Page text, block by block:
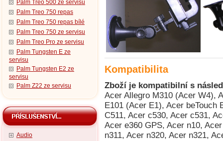
Palm Treo 500 ze servisu
Palm Treo 750 repas
Palm Treo 750 repas bílé
Palm Treo 750 ze servisu
Palm Treo Pro ze servisu
Palm Tungsten E ze
servisu
Palm Tungsten E2 ze
servisu
Palm Z22 ze servisu
Audio
Kompatibilita
Zboží je kompatibilní s
Acer Allegro M310 (Acer W4), Acer beTouch E100 (Acer C1), Acer beTouch E101 (Acer E1), Acer beTouch E200 (Acer L1), Acer c500, Acer c510, Acer C511, Acer c530, Acer c531, Acer DX650, Acer e300, Acer e305, Acer e310, Acer e360 GPS, Acer n10, Acer n20, Acer n20w, Acer n30, Acer n300, Acer n311, Acer n320, Acer n321, Acer n35 (n35se), Acer n50, Acer n50 Premium, Acer neoTouch P300, Acer neoTouch P400, Acer neoTouch P400 B, Acer neoTouch S200 (Acer F1), Acer P600, Acer P610, Acer P630, Acer P660, Acer s50, Acer s60, Acer Tempo DX900, Acer Tempo F900, Acer Tempo M900, Acer Tempo X960, Alcatel OT-S988W, AnyDATA ASP-318, AnyDATA ASP-518, Asus Calf (Garmin-Asus nuvifone G60), Asus Jupiter (O2 XDA Graphite), Asus Lamborghini ZX1, Asus M530w (Aries), Asus M536, Asus M930, Asus Mars II (O2 XDA Zinc), Asus MyPal A600, Asus MyPal A620, Asus MyPal A620BT, Asus MyPal A626, Asus MyPal A632, Asus MyPal A632N, Asus MyPal A636, Asus MyPal A636N, Asus MyPal A639, Asus MyPal A686, Asus MyPal A696, Asus MyPal A716, Asus MyPal A730, Asus MyPal A730w, Asus P320 (Galaxy Mini), Asus P505, Asus P515 (zrušeno), Asus P525, Asus P526 (Pegasus), Asus P527, Asus P535, Asus P550 (Solaris), Asus P552w, Asus P560, Asus P565, Asus P735, Asus P750, Asus P835 (Asus Galaxy 7), Asus R300, Asus R600, Asus R700, Asus R700t, BenQ E72, BenQ P50, BenQ Siemens P51, Compaq Aero 1500, Compaq Aero 1520, Compaq Aero 1530, Compaq Aero 1550, Compaq Aero 2100, Compaq Aero 2110, Compaq Aero 2120, Compaq Aero 2130, Compaq Aero 2150, Compaq Aero 2160, Compaq Aero 2180, Compaq iPAQ h3130, Compaq iPAQ h3135, Compaq iPAQ h3150, Compaq iPAQ h3630, Compaq iPAQ h3635, Compaq iPAQ h3650, Compaq iPAQ h3660, Compaq iPAQ h3670, Compaq iPAQ h3730, Compaq iPAQ h3760, Compaq iPAQ h3765, Compaq iPAQ h3815, Compaq iPAQ h3825, Compaq iPAQ h3830 (HTC Rosella), Compaq iPAQ h3835 (HTC Rosella), Compaq iPAQ h3840 (HTC Rosella), Compaq iPAQ h3845 (HTC Rosella), Compaq iPAQ h3850 (HTC Rosella), Compaq PC Companion C120/120+, Compaq PC Companion C140, Dell Axim X3 Advanced, Dell Axim X3 Basic, Dell Axim X30 Advanced, Dell Axim X30 Basic, Dell Axim X30i, Dell Axim X3i, Dell Axim X5 Advanced, Dell Axim X5 Basic, Dell Axim X50 Advanced, Dell Axim X50 Basic, Dell Axim X50v, Dell Axim X51 Advanced, Dell Axim X51 Basic, Dell Axim X51v, Dell Venue Pro (Dell Lightning), Dopod 310 (HTC Oxygen), Dopod 515 (HTC Canary), Dopod 535 (HTC Voyager, Qtek 8060/8080, i-mate SP2, O2 Xphone), Dopod 565 (HTC Typhoon, Qtek 8010, i-mate SP3), Dopod 566 (HTC Hurricane/Robbie, Qtek 8200, SDA II, SPV C550), Dopod 575 (HTC Feeler, Qtek 8020, i-mate SP3i, O2 Xphone II), Dopod 577W (HTC Tornado Noble, i-mate SP5, O2 XDA Orion/IQ), Dopod 585 (HTC Amadeus, O2 Xphone IIm, T-Mobile SDA Music), Dopod 586 (HTC Hurricane/Robbie, Qtek 8200, SDA II, SPV C550), Dopod 586W (HTC Tornado Tempo, Qtek 8300, i-mate SP5m, T-Mobile SDA US), Dopod 686 (HTC Wallaby, Qtek 1010/1020, T-Mobile MDA, O2 XDA), Dopod 696 (HTC Himalaya, i-mate Pocket PC Phone Edition, Qtek 2020/2060, O2 XDA II, T-Mobile MDA II, Orang, Dopod 696i (HTC Himalaya, i-mate Pocket PC Phone Edition, Qtek 2020/2060, O2 XDA II, T-Mobile MDA II, Oran, Dopod 699 (HTC Alpine, Qtek 2020i, i-mate PDA2 Pocket PC, O2 XDA IIi), Dopod 700 (HTC Blue Angel, T-Mobile MDA III, Qtek 9090, i-mate PDA2k, O2 XDA III, XDA IIs), Dopod 710/StrTrk S300 (HTC StarTrek 160, Qtek 8500), Dopod 818 (HTC Magician, Qtek S100/S110, O2 XDA II mini/mini Black, MDA Compact, i-mate New JAM/JAM Limit, Dopod 818 Pro (HTC Prophet, i-mate JAMin, Qtek S200, O2 XDA Neo), Dopod 828+ (HTC Magician Refresh), Dopod 830 (HTC Prophet, Qtek S200, i-mate JAMin, O2 XDA Neo), Dopod 838 (HTC Wizard 110, Qtek A9100), Dopod 838 Pro (HTC Hermes 100, O2 XDA Trion), Dopod 900 (HTC Universal, Qtek 9000, MDA Pro, XDA Exec, i-mate JASJAR), Dopod C500 (HTC Vox), Dopod C720W (HTC Excalibur 100, XDA Cosmo), Dopod C730 (HTC Cavalier), Dopod C800 (HTC Herald 100, O2 XDA Terra), Dopod C858 (HTC Herald 100, O2 XDA Terra), Dopod CHT 9000 (HTC Hermes 200), Dopod CHT 9100 (HTC Trinity 100), Dopod CHT 9110 (HTC Trinity 100), Dopod D600 (HTC